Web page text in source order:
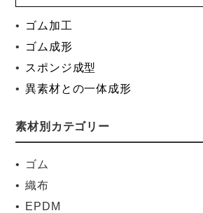
ゴム加工
ゴム成形
スポンジ成型
異素材との一体成形
素材別カテゴリー
ゴム
織布
EPDM